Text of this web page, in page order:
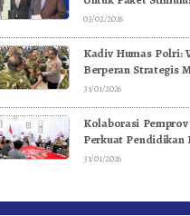
Kuartal I-2026
03/02/2026
Kadiv Humas Polri:
Berperan Strategis
Kebangsaan,
31/01/2026
Kolaborasi
Perkuat Pendidikan
Mental
31/01/2026